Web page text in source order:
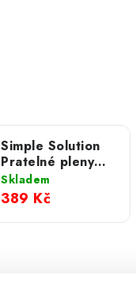
Simple Solution
Pratelné pleny
pro psy 1 ks; M
Skladem
389 Kč